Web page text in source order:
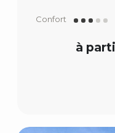
Confort
à